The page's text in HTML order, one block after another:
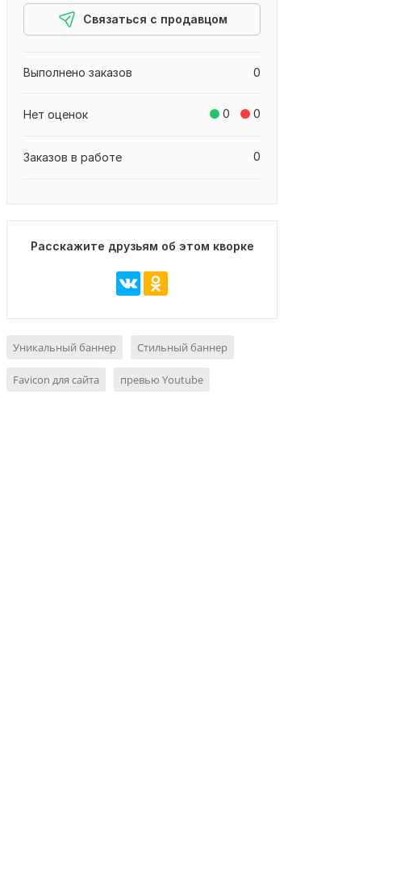
Связаться с продавцом
0
Выполнено заказов
0 0
Нет оценок
0
Заказов в работе
Расскажите друзьям об этом кворке
Уникальный баннер Стильный баннер
Favicon для сайта превью Youtube